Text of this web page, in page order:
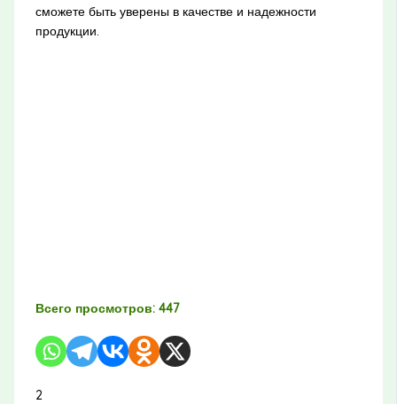
сможете быть уверены в качестве и надежности
продукции.
Всего просмотров: 447
2